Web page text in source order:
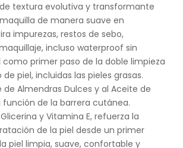
textura evolutiva y transformante
de manera suave en
impurezas, restos de sebo,
incluso waterproof sin
como primer paso de la doble limpieza
piel, incluidas las pieles grasas.
de Almendras Dulces y al Aceite de
función de la barrera cutánea.
y Vitamina E, refuerza la
de la piel desde un primer
piel limpia, suave, confortable y